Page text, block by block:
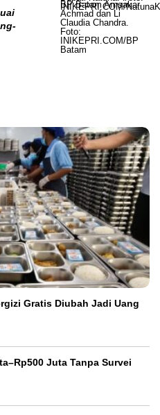
Gratis Diubah Jadi Uang
Juta Tanpa Survei